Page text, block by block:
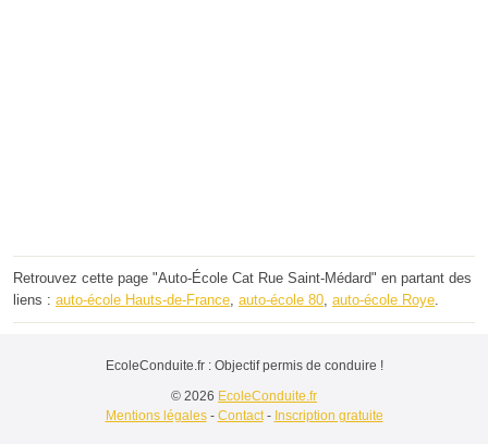
Retrouvez cette page "Auto-École Cat Rue Saint-Médard" en partant des
liens : auto-école Hauts-de-France, auto-école 80, auto-école Roye.
EcoleConduite.fr : Objectif permis de conduire !
© 2026 EcoleConduite.fr
Mentions légales- Contact- Inscription gratuite